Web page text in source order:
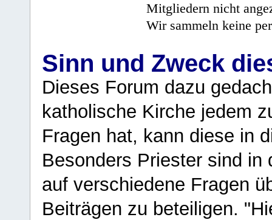
Mitgliedern nicht
Wir sammeln keine
Sinn und Zweck
Dieses Forum dazu
katholische Kirche jedem
Fragen hat, kann diese in
Besonders Priester sind in
auf verschiedene Fragen
Beiträgen zu beteiligen.